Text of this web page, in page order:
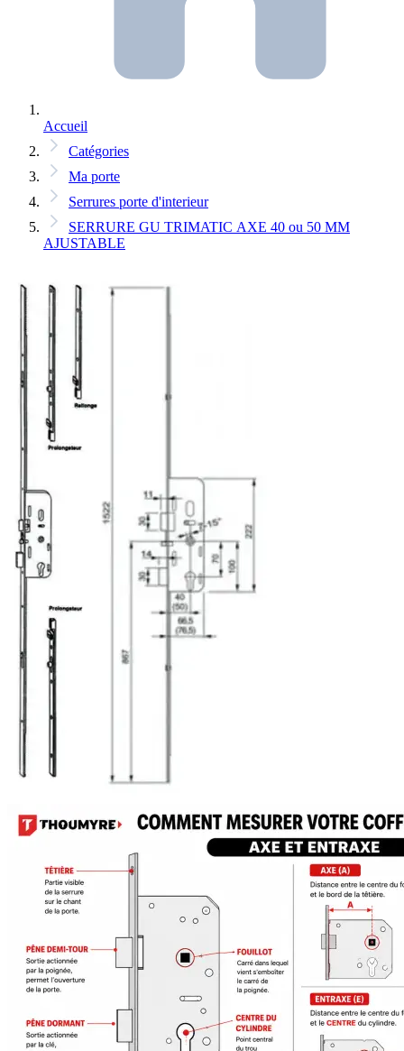
Accueil
Catégories
Ma porte
Serrures porte d'interieur
SERRURE GU TRIMATIC AXE 40 ou 50 MM
AJUSTABLE